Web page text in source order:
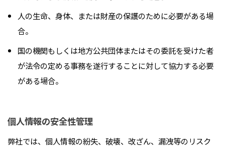
人の生命、身体、または財産の保護のために必要がある場
合。
国の機関もしくは地方公共団体またはその委託を受けた者
が法令の定める事務を遂行することに対して協力する必要
がある場合。
個人情報の安全性管理
弊社では、個人情報の紛失、破壊、改ざん、漏洩等のリスク